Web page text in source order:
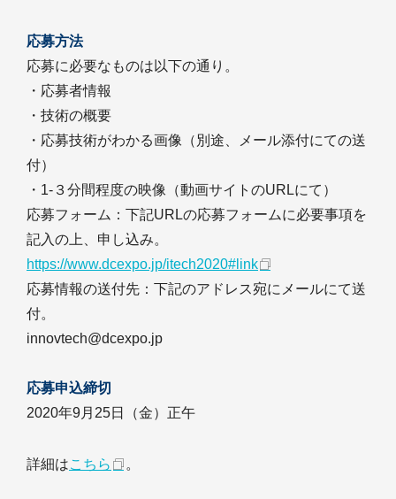
応募方法
応募に必要なものは以下の通り。
・応募者情報
・技術の概要
・応募技術がわかる画像（別途、メール添付にての送
付）
・1-３分間程度の映像（動画サイトのURLにて）
応募フォーム：下記URLの応募フォームに必要事項を
記入の上、申し込み。
https://www.dcexpo.jp/itech2020#link
応募情報の送付先：下記のアドレス宛にメールにて送
付。
innovtech@dcexpo.jp
応募申込締切
2020年9月25日（金）正午
詳細はこちら 。